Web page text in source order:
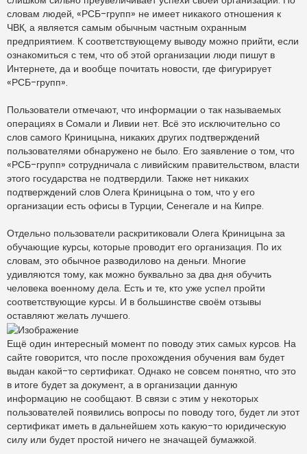
н
и
е
словам людей, «РСБ-групп» не имеет никакого отношения к
ЧВК, а является самым обычным частным охранным
предприятием. К соответствующему выводу можно прийти, если
ознакомиться с тем, что об этой организации люди пишут в
Интернете, да и вообще почитать новости, где фигурирует
«РСБ-групп».
Пользователи отмечают, что информации о так называемых
операциях в Сомали и Ливии нет. Всё это исключительно со
слов самого Криницына, никаких других подтверждений
пользователями обнаружено не было. Его заявление о том, что
«РСБ-групп» сотрудничала с ливийским правительством, власти
этого государства не подтвердили. Также нет никаких
подтверждений слов Олега Криницына о том, что у его
организации есть офисы в Турции, Сенегале и на Кипре.
Отдельно пользователи раскритиковали Олега Криницына за
обучающие курсы, которые проводит его организация. По их
словам, это обычное разводилово на деньги. Многие
удивляются тому, как можно буквально за два дня обучить
человека военному дела. Есть и те, кто уже успел пройти
соответствующие курсы. И в большинстве своём отзывы
оставляют желать лучшего.
Ещё один интересный момент по поводу этих самых курсов. На
сайте говорится, что после прохождения обучения вам будет
выдан какой-то сертификат. Однако не совсем понятно, что это
в итоге будет за документ, а в организации данную
информацию не сообщают. В связи с этим у некоторых
пользователей появились вопросы по поводу того, будет ли этот
сертификат иметь в дальнейшем хоть какую-то юридическую
силу или будет простой ничего не значащей бумажкой.